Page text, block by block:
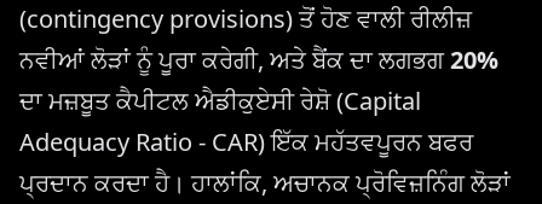
(contingency provisions) ਤੋਂ ਹੋਣ ਵਾਲੀ ਰੀਲੀਜ਼
ਨਵੀਆਂ ਲੋੜਾਂ ਨੂੰ ਪੂਰਾ ਕਰੇਗੀ, ਅਤੇ ਬੈਂਕ ਦਾ ਲਗਭਗ20%
ਦਾ ਮਜ਼ਬੂਤ ਕੈਪੀਟਲ ਐਡੀਕੁਏਸੀ ਰੇਸ਼ੋ (Capital
Adequacy Ratio - CAR) ਇੱਕ ਮਹੱਤਵਪੂਰਨ ਬਫਰ
ਪ੍ਰਦਾਨ ਕਰਦਾ ਹੈ। ਹਾਲਾਂਕਿ, ਅਚਾਨਕ ਪ੍ਰੋਵਿਜ਼ਨਿੰਗ ਲੋੜਾਂ